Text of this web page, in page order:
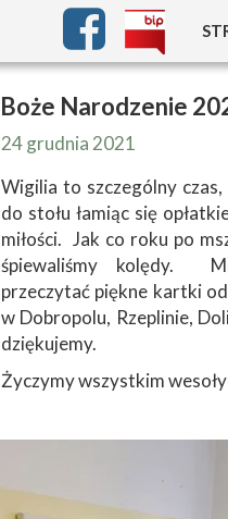
24 grudnia 2021
Wigilia to szczególny
do stołu łamiąc się
miłości. Jak co roku po
śpiewaliśmy kolędy.
przeczytać piękne kartki
w Dobropolu, Rzeplinie,
dziękujemy.
Życzymy wszystkim
Boże Narodzenie